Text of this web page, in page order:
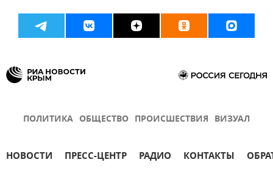
ПОЛИТИКА ОБЩЕСТВО ПРОИСШЕСТВИЯ ВИЗУАЛ
НОВОСТИ ПРЕСС-ЦЕНТР РАДИО КОНТАКТЫ